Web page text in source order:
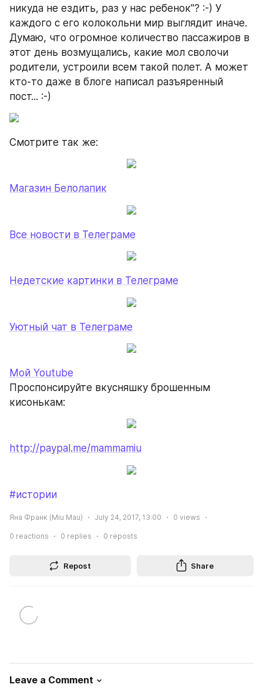
никуда не ездить, раз у нас ребенок"? :-) У
каждого с его колокольни мир выглядит иначе.
Думаю, что огромное количество пассажиров в
этот день возмущались, какие мол сволочи
родители, устроили всем такой полет. А может
кто-то даже в блоге написал разъяренный
пост... :-)
Смотрите так же:
Магазин Белолапик
Все новости в Телеграме
Недетские картинки в Телеграме
Уютный чат в Телеграме
Мой Youtube
Проспонсируйте вкусняшку брошенным
кисонькам:
http://paypal.me/mammamiu
#истории
Яна Франк (Miu Mau) July 24, 2017, 13:00 0 views
0 reactions 0 replies 0 reposts
Repost Share
Leave a Comment